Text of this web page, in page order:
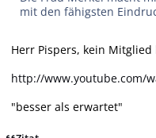
mit den fähigsten
Herr Pispers, kein
http://www.youtube.com/
"besser als erwartet"